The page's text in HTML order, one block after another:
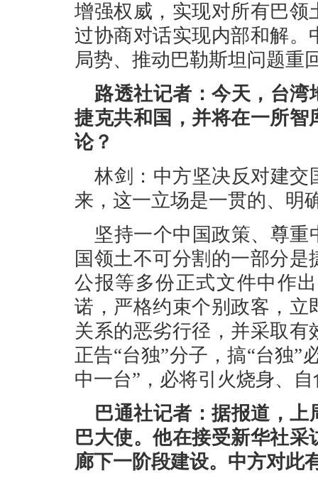
增强权威，实现对所有巴
过协商对话实现内部和解
局势、推动巴勒斯坦问题重
路透社记者：今天，台
捷克共和国，并将在一所
论？
林剑：中方坚决反对建交
来，这一立场是一贯的、明
坚持一个中国政策、尊
国领土不可分割的一部分
公报等多份正式文件中作
诺，严格约束个别政客，
关系的恶劣行径，并采取
正告“台独”分子，搞“台独”
中一台”，必将引火烧身、
巴通社记者：据报道，
巴大使。他在接受新华社
廊下一阶段建设。中方对此